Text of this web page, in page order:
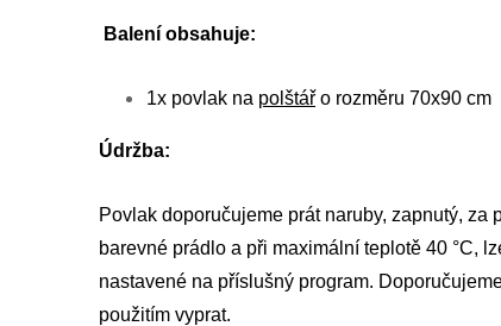
Balení obsahuje:
1x povlak na polštář o rozměru 70x90 cm
Údržba:
Povlak doporučujeme prát naruby, zapnutý, za
barevné prádlo a při maximální teplotě 40 °C,
nastavené na příslušný program.
použitím vyprat.